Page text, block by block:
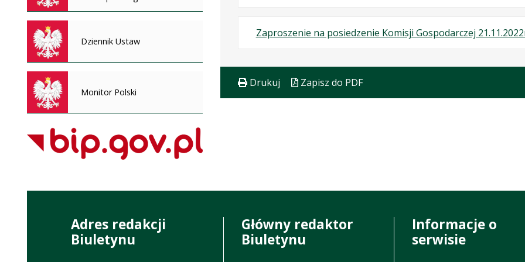
Dziennik Ustaw
Monitor Polski
Zaproszenie na posiedzenie Komisji Gospodarczej
Drukuj Zapisz do PDF
Adres redakcji
Biuletynu
Główny redaktor
Biuletynu
Informacje o
serwisie